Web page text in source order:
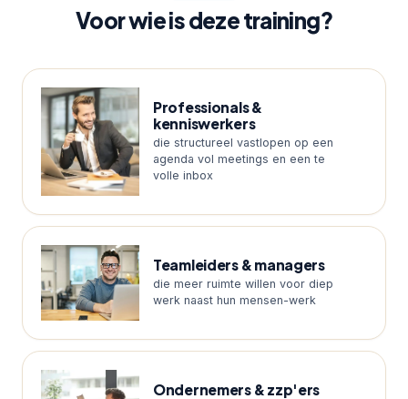
Voor wie is deze training?
Professionals &
kenniswerkers
die structureel vastlopen op een
agenda vol meetings en een te
volle inbox
Teamleiders & managers
die meer ruimte willen voor diep
werk naast hun mensen-werk
Ondernemers & zzp'ers